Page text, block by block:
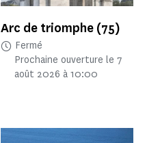
Arc de triomphe (75)
Fermé
Prochaine ouverture le 7
août 2026 à 10:00